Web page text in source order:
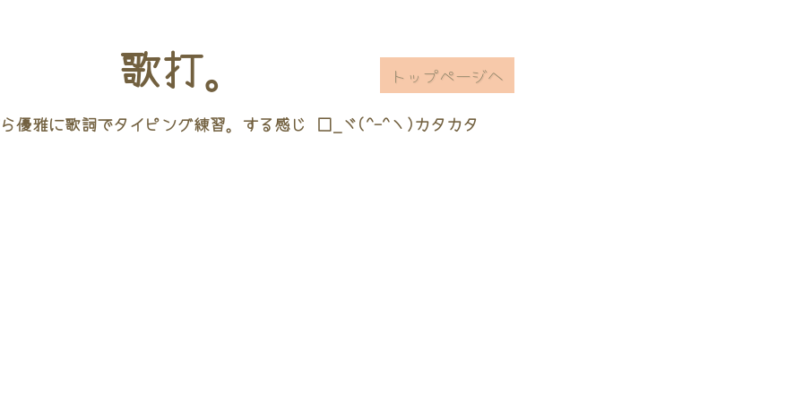
歌打。
優雅に歌詞でタイピング練習。する感じ □_ヾ(^-^ヽ)カタカタ
トップページへ